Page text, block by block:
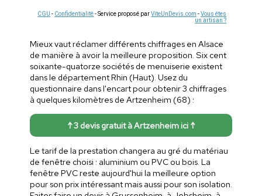
CGU - Confidentialité- Service proposé parViteUnDevis.com -Vous êtes
un artisan ?
Mieux vaut réclamer différents chiffrages en Alsace
de manière à avoir la meilleure proposition. Six cent
soixante-quatorze sociétés de menuiserie existent
dans le département Rhin (Haut). Usez du
questionnaire dans l'encart pour obtenir 3 chiffrages
à quelques kilomètres de Artzenheim (68) :
↑ 3 devis gratuit à Artzenheim ici ↑
Le tarif de la prestation changera au gré du matériau
de fenêtre choisi : aluminium ou PVC ou bois. La
fenêtre PVC reste aujourd'hui la meilleure option
pour son prix intéressant mais aussi pour son isolation.